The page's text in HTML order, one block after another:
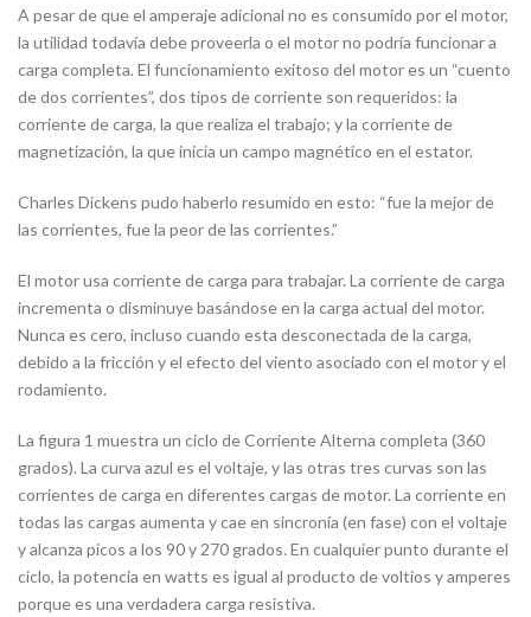
A pesar de que el amperaje adicional no es consumido por el motor,
la utilidad todavía debe proveerla o el motor no podría funcionar a
carga completa. El funcionamiento exitoso del motor es un “cuento
de dos corrientes”, dos tipos de corriente son requeridos: la
corriente de carga, la que realiza el trabajo; y la corriente de
magnetización, la que inicia un campo magnético en el estator.
Charles Dickens pudo haberlo resumido en esto: “fue la mejor de
las corrientes, fue la peor de las corrientes.”
El motor usa corriente de carga para trabajar. La corriente de carga
incrementa o disminuye basándose en la carga actual del motor.
Nunca es cero, incluso cuando esta desconectada de la carga,
debido a la fricción y el efecto del viento asociado con el motor y el
rodamiento.
La figura 1 muestra un ciclo de Corriente Alterna completa (360
grados). La curva azul es el voltaje, y las otras tres curvas son las
corrientes de carga en diferentes cargas de motor. La corriente en
todas las cargas aumenta y cae en sincronía (en fase) con el voltaje
y alcanza picos a los 90 y 270 grados. En cualquier punto durante el
ciclo, la potencia en watts es igual al producto de voltios y amperes
porque es una verdadera carga resistiva.